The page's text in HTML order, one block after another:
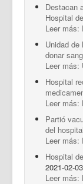
Destacan
Hospital
Leer más:
Unidad
donar
Leer más:
Hospital
Leer más:
Partió
del hospital
Leer más:
Hospital
2021-02-
Leer más: